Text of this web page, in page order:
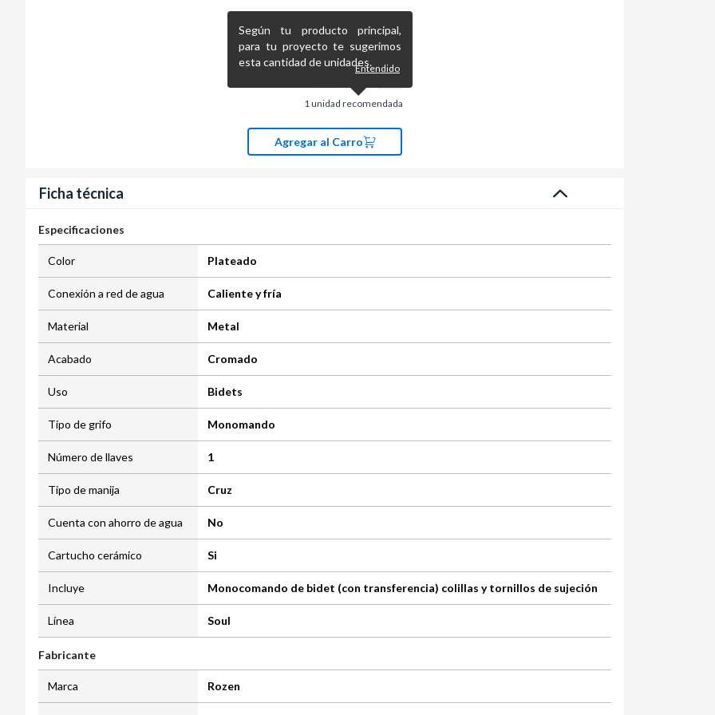
1unidad recomendada
Según tu producto principal,
para tu proyecto te sugerimos
esta cantidad de unidades.Entendido
Agregar al Carro
Ficha técnica
Especificaciones
Color Plateado
Conexión a red de agua Caliente y fría
Material Metal
Acabado Cromado
Uso Bidets
Tipo de grifo Monomando
Número de llaves 1
Tipo de manija Cruz
Cuenta con ahorro de agua No
Cartucho cerámico Si
Incluye Monocomando de bidet (con transferencia) colillas y tornillos de sujeción
Línea Soul
Fabricante
Marca Rozen